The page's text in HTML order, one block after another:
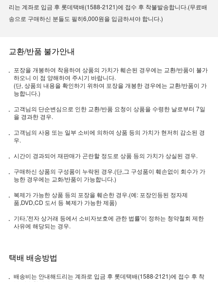
리는 계좌로 입금 후 롯데택배(1588-2121)에 접수 후 착불발송합니다.(무료배
송으로 구매하신 분들도 필히6,000원을 입금하셔야 합니다.)
교환/반품 불가안내
포장을 개봉하여 착용하여 상품의 가치가 훼손된 경우에는 교환/반품이 불가
하오니 이 점 양해하여 주시기 바랍니다.
(단, 상품의 내용을 확인하기 위하여 포장을 개봉한 경우에는 교환/반품이 가
능합니다.)
고객님의 단순변심으로 인한 교환/반품 요청이 상품을 수령한 날로부터 7일
을 경과한 경우.
고객님의 사용 또는 일부 소비에 의하여 상품 등의 가치가 현저히 감소된 경
우.
시간이 경과되어 재판매가 곤란할 정도로 상품 등의 가치가 상실된 경우.
구매하신 상품의 구성품이 누락된 경우.(단,그 구성품이 훼손없이 회수가 가
능한 경우에는 교화/반품이 가능합니다.)
복제가 가능한 상품 등의 포장을 훼손한 경우.(예: 포장인등된 정자제
품,DVD,CD 도서 등 복제가 가능한 제품)
기타,'전자 상거래 등에서 소비자보호에 관한 법률'이 정하는 청약철회 제한
사유에 해당되는 경우.
택배 배송방법
배송비는 안내해드리는 계좌로 입금 후 롯데택배(1588-2121)에 접수 후 착